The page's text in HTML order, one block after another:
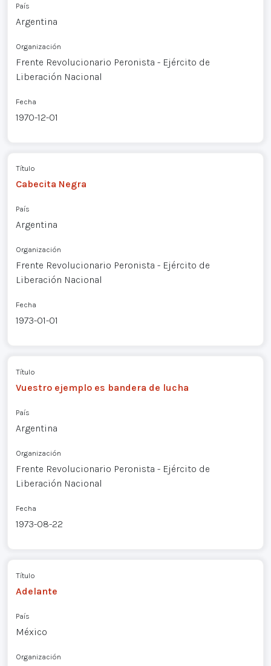
País
Argentina
Organización
Frente Revolucionario Peronista - Ejército de
Liberación Nacional
Fecha
1970-12-01
Título
Cabecita Negra
País
Argentina
Organización
Frente Revolucionario Peronista - Ejército de
Liberación Nacional
Fecha
1973-01-01
Título
Vuestro ejemplo es bandera de lucha
País
Argentina
Organización
Frente Revolucionario Peronista - Ejército de
Liberación Nacional
Fecha
1973-08-22
Título
Adelante
País
México
Organización